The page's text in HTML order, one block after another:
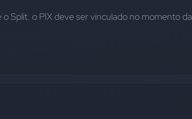
Split. o PIX deve ser vinculado no momento da